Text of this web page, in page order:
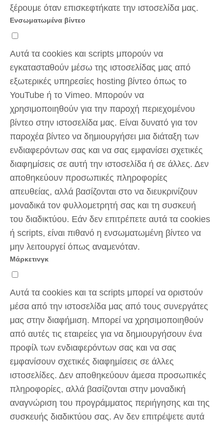
ξέρουμε όταν επισκεφτήκατε την ιστοσελίδα μας.
Ενσωματωμένα βίντεο
Αυτά τα cookies και scripts μπορούν να
εγκατασταθούν μέσω της ιστοσελίδας μας από
εξωτερικές υπηρεσίες hosting βίντεο όπως το
YouTube ή το Vimeo. Μπορούν να
χρησιμοποιηθούν για την παροχή περιεχομένου
βίντεο στην ιστοσελίδα μας. Είναι δυνατό για τον
παροχέα βίντεο να δημιουργήσει μια διάταξη των
ενδιαφερόντων σας και να σας εμφανίσει σχετικές
διαφημίσεις σε αυτή την ιστοσελίδα ή σε άλλες. Δεν
αποθηκεύουν προσωπικές πληροφορίες
απευθείας, αλλά βασίζονται στο να διευκρινίζουν
μοναδικά τον φυλλομετρητή σας και τη συσκευή
του διαδικτύου. Εάν δεν επιτρέπετε αυτά τα cookies
ή scripts, είναι πιθανό η ενσωματωμένη βίντεο να
μην λειτουργεί όπως αναμενόταν.
Μάρκετινγκ
Αυτά τα cookies και τα scripts μπορεί να οριστούν
μέσα από την ιστοσελίδα μας από τους συνεργάτες
μας στην διαφήμιση. Μπορεί να χρησιμοποιηθούν
από αυτές τις εταιρείες για να δημιουργήσουν ένα
προφίλ των ενδιαφερόντων σας και να σας
εμφανίσουν σχετικές διαφημίσεις σε άλλες
ιστοσελίδες. Δεν αποθηκεύουν άμεσα προσωπικές
πληροφορίες, αλλά βασίζονται στην μοναδική
αναγνώριση του προγράμματος περιήγησης και της
συσκευής διαδικτύου σας. Αν δεν επιτρέψετε αυτά